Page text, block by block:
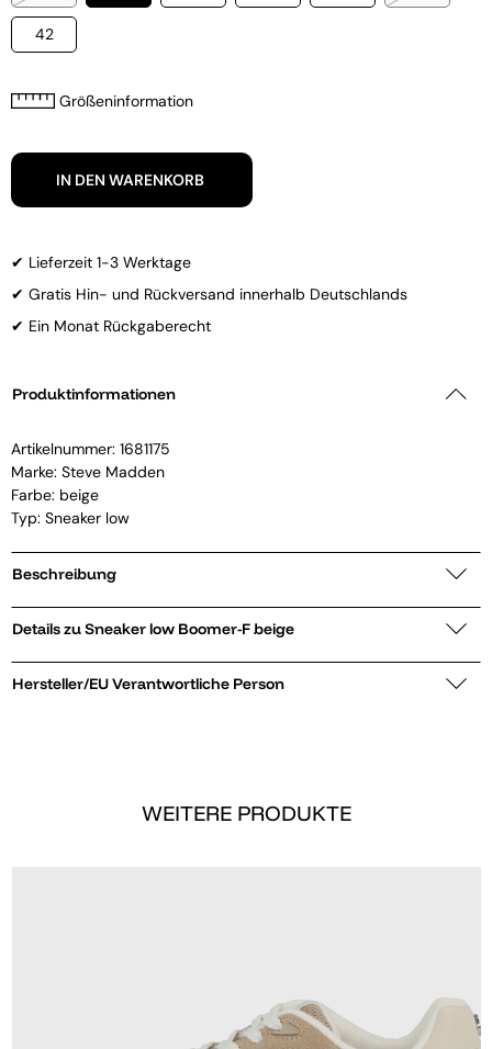
42
Größeninformation
IN DEN WARENKORB
✔ Lieferzeit 1-3 Werktage
✔ Gratis Hin- und Rückversand innerhalb Deutschlands
✔ Ein Monat Rückgaberecht
Produktinformationen
Artikelnummer: 1681175
Marke: Steve Madden
Farbe: beige
Typ: Sneaker low
Beschreibung
Details zu Sneaker low Boomer-F beige
Hersteller/EU Verantwortliche Person
WEITERE PRODUKTE